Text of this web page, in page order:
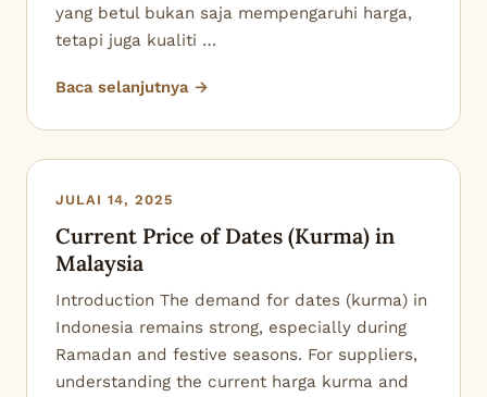
yang betul bukan saja mempengaruhi harga,
tetapi juga kualiti …
Baca selanjutnya →
JULAI 14, 2025
Current Price of Dates (Kurma) in
Malaysia
Introduction The demand for dates (kurma) in
Indonesia remains strong, especially during
Ramadan and festive seasons. For suppliers,
understanding the current harga kurma and